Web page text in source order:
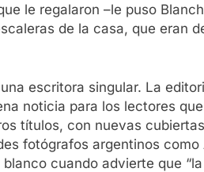
le regalaron –le puso
de la casa, que eran
escritora singular. La
noticia para los lectores
títulos, con nuevas
fotógrafos argentinos como
cuando advierte que